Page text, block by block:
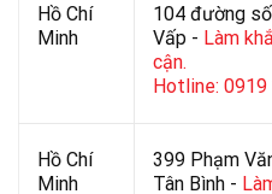
Hồ Chí
Minh
104 đường
Vấp - Làm
cận.
Hotline: 0919
Hồ Chí
Minh
399 Phạm
Tân Bình -